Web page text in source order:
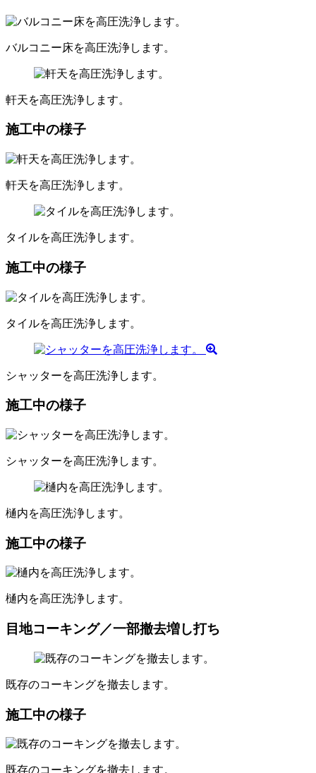
バルコニー床を高圧洗浄します。
軒天を高圧洗浄します。
施工中の様子
軒天を高圧洗浄します。
タイルを高圧洗浄します。
施工中の様子
タイルを高圧洗浄します。
シャッターを高圧洗浄します。
施工中の様子
シャッターを高圧洗浄します。
樋内を高圧洗浄します。
施工中の様子
樋内を高圧洗浄します。
目地コーキング／一部撤去増し打ち
既存のコーキングを撤去します。
施工中の様子
既存のコーキングを撤去します。